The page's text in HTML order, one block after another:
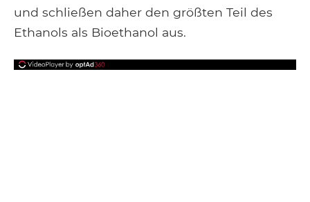
und schließen daher den größten Teil des
Ethanols als Bioethanol aus.